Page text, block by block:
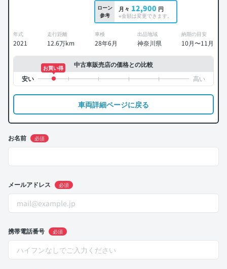
ローン
参考
月々 12,900 円
※金額は変更できます。
年式
2021
走行距離
12.6万km
車検
28年6月
出品地域
神奈川県
納期の目安
10月〜11月
中古車販売店の価格との比較
お買い得
車両詳細ページに戻る
お名前 必須
メールアドレス 必須
携帯電話番号 必須